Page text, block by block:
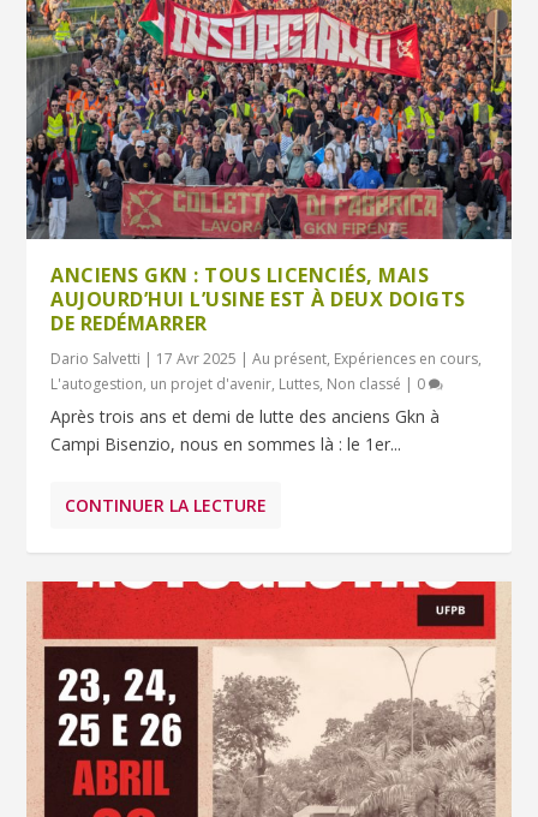
ANCIENS GKN : TOUS LICENCIÉS, MAIS
AUJOURD’HUI L’USINE EST À DEUX DOIGTS
DE REDÉMARRER
Dario Salvetti | 17 Avr 2025 |Au présent, Expériences en cours,
L'autogestion, un projet d'avenir, Luttes, Non classé | 0
Après trois ans et demi de lutte des anciens Gkn à
Campi Bisenzio, nous en sommes là : le 1er...
CONTINUER LA LECTURE